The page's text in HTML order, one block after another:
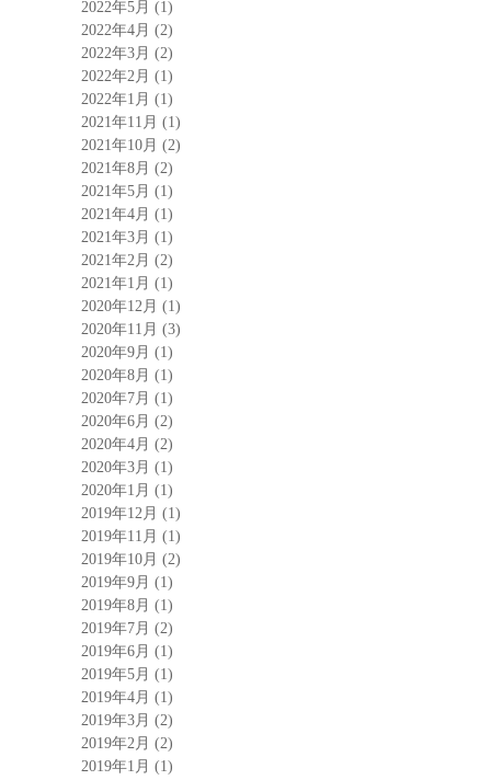
2022年5月 (1)
2022年4月 (2)
2022年3月 (2)
2022年2月 (1)
2022年1月 (1)
2021年11月 (1)
2021年10月 (2)
2021年8月 (2)
2021年5月 (1)
2021年4月 (1)
2021年3月 (1)
2021年2月 (2)
2021年1月 (1)
2020年12月 (1)
2020年11月 (3)
2020年9月 (1)
2020年8月 (1)
2020年7月 (1)
2020年6月 (2)
2020年4月 (2)
2020年3月 (1)
2020年1月 (1)
2019年12月 (1)
2019年11月 (1)
2019年10月 (2)
2019年9月 (1)
2019年8月 (1)
2019年7月 (2)
2019年6月 (1)
2019年5月 (1)
2019年4月 (1)
2019年3月 (2)
2019年2月 (2)
2019年1月 (1)